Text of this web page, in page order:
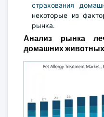
страхования
некоторые из
рынка.
Анализ рынка
домашних животных